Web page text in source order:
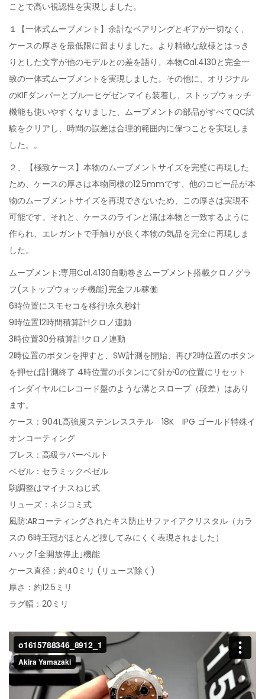
ことで高い視認性を実現しました。
１【一体式ムーブメント】余計なベアリングとギアが一切なく、
ケースの厚さを最低限に留まりました。より精緻な紋様とはっき
りとした文字が他のモデルとの差を語り、本物Cal.4130と完全一
致の一体式ムーブメントを実現しました。その他に、オリジナル
のKIFダンパーとブルーヒゲゼンマイも装着し、ストップウォッチ
機能も使いやすくなりました、ムーブメントの部品がすべてQC試
験をクリアし、時間の誤差は合理的範囲内に保つことを実現しま
した。。
２、【極致ケース】本物のムーブメントサイズを完璧に再現した
ため、ケースの厚さは本物同様の12.5mmです、他のコピー品が本
物のムーブメントサイズを再現できないため、この厚さは実現不
可能です。それと、ケースのラインと溝は本物と一致するように
作られ、エレガントで手触りが良く本物の気品を完全に再現しま
した。
ムーブメント:専用Cal.4130自動巻きムーブメント搭載クロノグラ
フ(ストップウォッチ機能)完全フル稼働
6時位置にスモセコを移行!永久秒針
9時位置12時間積算計!クロノ連動
3時位置30分積算計!クロノ連動
2時位置のボタンを押すと、SW計測を開始、再び2時位置のボタン
を押せば計測終了 4時位置のボタンにて針が0の位置にリセット
インダイヤルにレコード盤のような溝とスロープ（段差）はあり
ます。
ケース：904L高強度ステンレススチル 18K IPG ゴールド特殊イ
オンコーティング
ブレス：高級ラバーベルト
ベゼル：セラミックベゼル
駒調整はマイナスねじ式
リューズ：ネジコミ式
風防:ARコーティングされたキス防止サファイアクリスタル（カラ
スの 6時王冠がほとんど捜してみにくく表現されました）
ハック｢全開放停止｣機能
ケース直径：約40ミリ (リューズ除く)
厚さ：約12.5ミリ
ラグ幅：20ミリ